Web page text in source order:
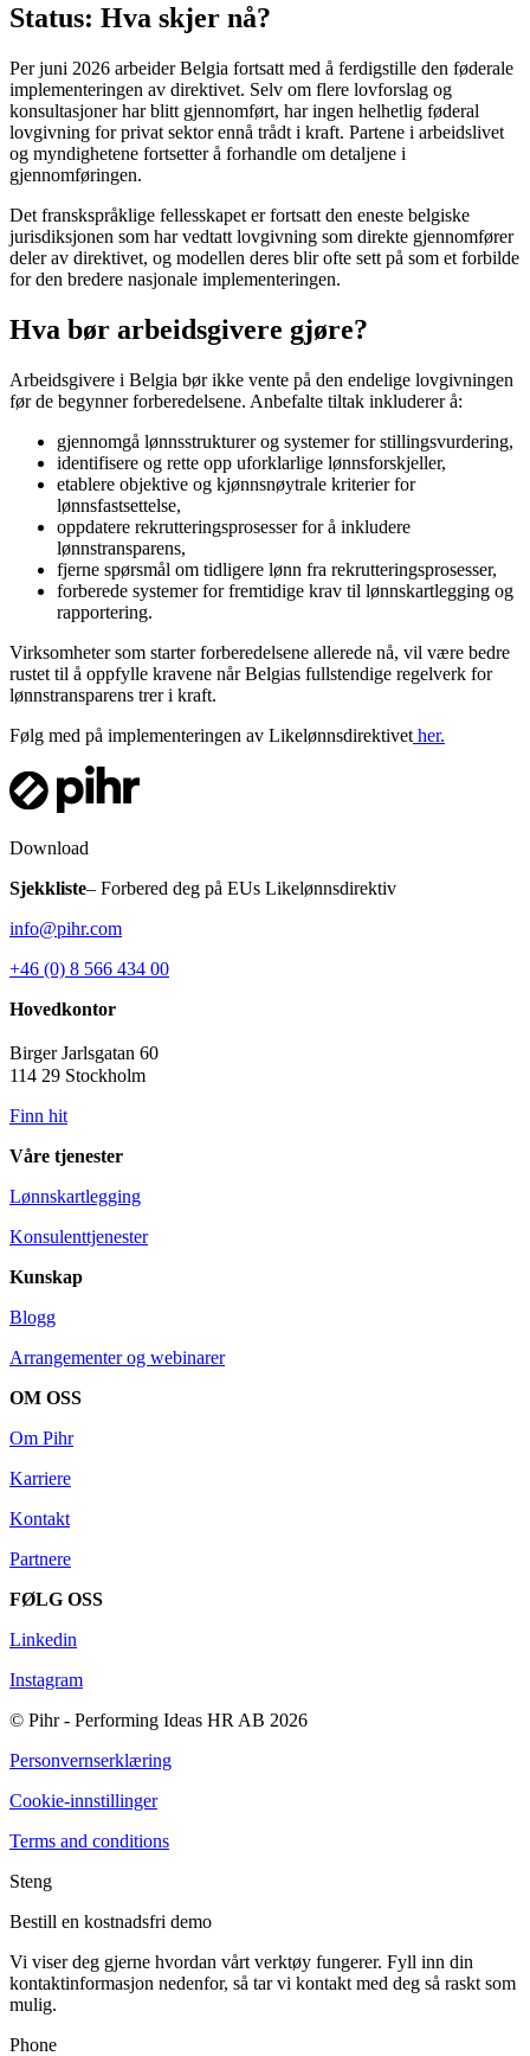
Status: Hva skjer nå?
Per juni 2026 arbeider Belgia fortsatt med å ferdigstille den føderale
implementeringen av direktivet. Selv om flere lovforslag og
konsultasjoner har blitt gjennomført, har ingen helhetlig føderal
lovgivning for privat sektor ennå trådt i kraft. Partene i arbeidslivet
og myndighetene fortsetter å forhandle om detaljene i
gjennomføringen.
Det franskspråklige fellesskapet er fortsatt den eneste belgiske
jurisdiksjonen som har vedtatt lovgivning som direkte gjennomfører
deler av direktivet, og modellen deres blir ofte sett på som et forbilde
for den bredere nasjonale implementeringen.
Hva bør arbeidsgivere gjøre?
Arbeidsgivere i Belgia bør ikke vente på den endelige lovgivningen
før de begynner forberedelsene. Anbefalte tiltak inkluderer å:
gjennomgå lønnsstrukturer og systemer for stillingsvurdering,
identifisere og rette opp uforklarlige lønnsforskjeller,
etablere objektive og kjønnsnøytrale kriterier for
lønnsfastsettelse,
oppdatere rekrutteringsprosesser for å inkludere
lønnstransparens,
fjerne spørsmål om tidligere lønn fra rekrutteringsprosesser,
forberede systemer for fremtidige krav til lønnskartlegging og
rapportering.
Virksomheter som starter forberedelsene allerede nå, vil være bedre
rustet til å oppfylle kravene når Belgias fullstendige regelverk for
lønnstransparens trer i kraft.
Følg med på implementeringen av Likelønnsdirektivet her.
Download
Sjekkliste– Forbered deg på EUs Likelønnsdirektiv
info@pihr.com
+46 (0) 8 566 434 00
Hovedkontor
Birger Jarlsgatan 60
114 29 Stockholm
Finn hit
Våre tjenester
Lønnskartlegging
Konsulenttjenester
Kunskap
Blogg
Arrangementer og webinarer
OM OSS
Om Pihr
Karriere
Kontakt
Partnere
FØLG OSS
Linkedin
Instagram
© Pihr - Performing Ideas HR AB 2026
Personvernserklæring
Cookie-innstillinger
Terms and conditions
Steng
Bestill en kostnadsfri demo
Vi viser deg gjerne hvordan vårt verktøy fungerer. Fyll inn din
kontaktinformasjon nedenfor, så tar vi kontakt med deg så raskt som
mulig.
Phone